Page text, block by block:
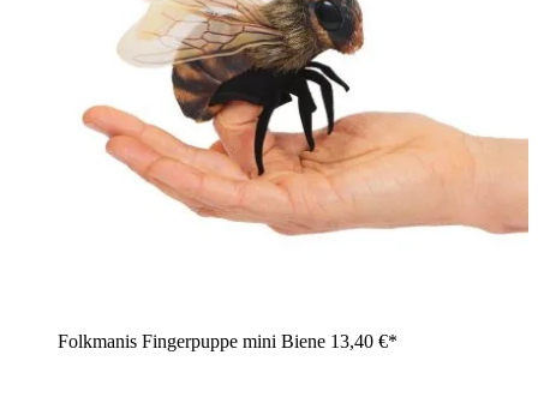
Folkmanis Fingerpuppe mini Biene 13,40 €*